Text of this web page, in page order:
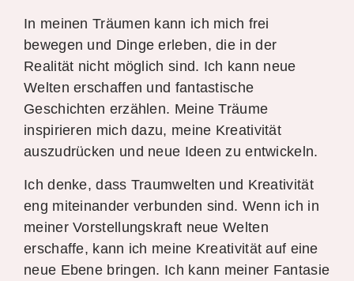
In meinen Träumen kann ich mich frei
bewegen und Dinge erleben, die in der
Realität nicht möglich sind. Ich kann neue
Welten erschaffen und fantastische
Geschichten erzählen. Meine Träume
inspirieren mich dazu, meine Kreativität
auszudrücken und neue Ideen zu entwickeln.
Ich denke, dass Traumwelten und Kreativität
eng miteinander verbunden sind. Wenn ich in
meiner Vorstellungskraft neue Welten
erschaffe, kann ich meine Kreativität auf eine
neue Ebene bringen. Ich kann meiner Fantasie